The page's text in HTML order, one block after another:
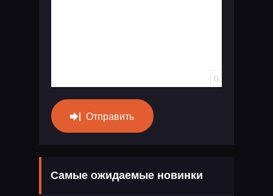
0
Отправить
Самые ожидаемые новинки